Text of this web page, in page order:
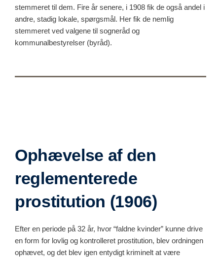
stemmeret til dem. Fire år senere, i 1908 fik de også andel i
andre, stadig lokale, spørgsmål. Her fik de nemlig
stemmeret ved valgene til sogneråd og
kommunalbestyrelser (byråd).
Ophævelse af den
reglementerede
prostitution (1906)
Efter en periode på 32 år, hvor “faldne kvinder” kunne drive
en form for lovlig og kontrolleret prostitution, blev ordningen
ophævet, og det blev igen entydigt kriminelt at være